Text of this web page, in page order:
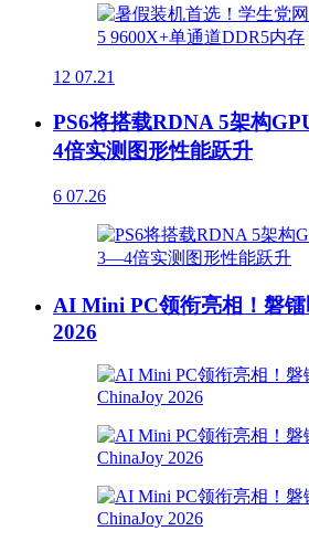
12 07.21
PS6将搭载RDNA 5架构
4倍实测图形性能跃升
6 07.26
AI Mini PC领衔亮相！磐
2026